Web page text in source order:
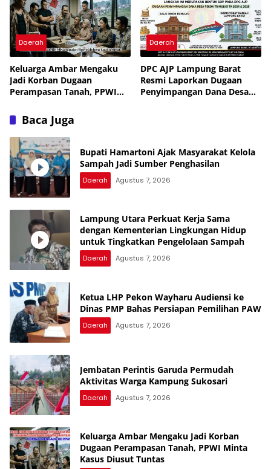
Daerah
Keluarga Ambar Mengaku
Jadi Korban Dugaan
Perampasan Tanah, PPWI
Daerah
DPC AJP Lampung Barat
Resmi Laporkan Dugaan
Penyimpangan Dana Desa
Baca Juga
Bupati Hamartoni Ajak Masyarakat Kelola
Sampah Jadi Sumber Penghasilan
Daerah Agustus 7, 2026
Lampung Utara Perkuat Kerja Sama
dengan Kementerian Lingkungan Hidup
untuk Tingkatkan Pengelolaan Sampah
Daerah Agustus 7, 2026
Ketua LHP Pekon Wayharu Audiensi ke
Dinas PMP Bahas Persiapan Pemilihan PAW
Daerah Agustus 7, 2026
Jembatan Perintis Garuda Permudah
Aktivitas Warga Kampung Sukosari
Daerah Agustus 7, 2026
Keluarga Ambar Mengaku Jadi Korban
Dugaan Perampasan Tanah, PPWI Minta
Kasus Diusut Tuntas